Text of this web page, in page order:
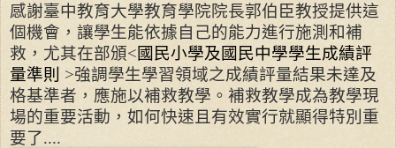
感謝臺中教育大學教育學院院長郭伯臣教授提供這
個機會，讓學生能依據自己的能力進行施測和補
救，尤其在部頒<國民小學及國民中學學生成績評
量準則 >強調學生學習領域之成績評量結果未達及
格基準者，應施以補救教學。補救教學成為教學現
場的重要活動，如何快速且有效實行就顯得特別重
要了....